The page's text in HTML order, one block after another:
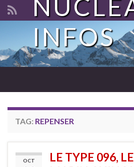
Search for:
INFOS
TAG: REPENSER
OCT
LE TYPE 096,